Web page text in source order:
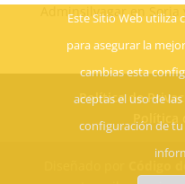
Adminsilvagaren
Política de
Política
Código
Este Sitio Web utiliza
para asegurar la
cambias esta
aceptas el uso de
configuración de